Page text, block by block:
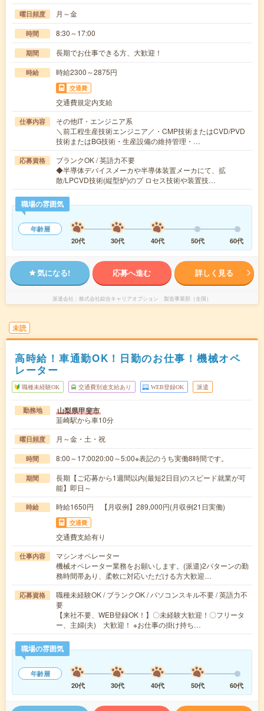
曜日頻度 月～金
時間 8:30～17:00
期間 長期でお仕事できる方、大歓迎！
時給 時給2300～2875円
交通費
交通費規定内支給
仕事内容
その他IT・エンジニア系
＼前工程生産技術エンジニア／・CMP技術またはCVD/PVD
技術またはBG技術・生産設備の維持管理・…
応募資格
ブランクOK / 英語力不要
◆半導体デバイスメーカや半導体装置メーカにて、拡
散/LPCVD技術(縦型炉)のプ ロセス技術や装置技…
職場の雰囲気
年齢層
20代
30代 40代 50代 60代
気になる! 応募へ進む 詳しく見る
派遣会社 株式会社綜合キャリアオプション 製造事業部（全国）
未読
高時給！車通勤OK！日勤のお仕事！機械オペ
レーター
職種未経験OK 交通費別途支給あり WEB登録OK 派遣
勤務地 山梨県甲斐市
韮崎駅から車10分
曜日頻度 月～金・土・祝
時間 8:00～17:0020:00～5:00※表記のうち実働8時間です。
期間
長期【ご応募から1週間以内(最短2日目)のスピード就業が可
能】即日～
時給 時給1650円 【月収例】289,000円(月収例21日実働)
交通費
交通費支給有り
仕事内容
マシンオペレーター
機械オペレーター業務をお願いします。(派遣)2パターンの勤
務時間帯あり、柔軟に対応いただける方大歓迎…
応募資格
職種未経験OK / ブランクOK / パソコンスキル不要 / 英語力不
要
【来社不要、WEB登録OK！】〇未経験大歓迎！〇フリータ
ー、主婦(夫) 大歓迎！ ※お仕事の掛け持ち…
職場の雰囲気
年齢層
20代
30代 40代 50代 60代